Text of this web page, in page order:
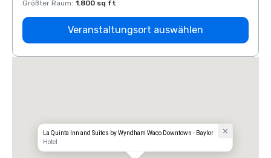
Größter Raum: 1.800 sq ft
Veranstaltungsort auswählen
La Quinta Inn and Suites by Wyndham Waco Downtown - Baylor
Hotel